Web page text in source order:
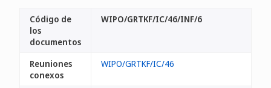
Código de
los
documentos
WIPO/GRTKF/IC/46/INF/6
Reuniones
conexos
WIPO/GRTKF/IC/46